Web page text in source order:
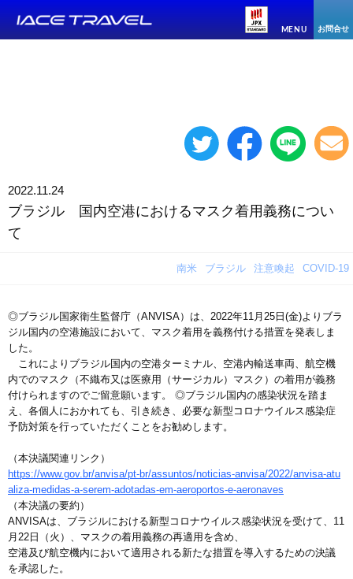
MENU お問合せ
2022.11.24
ブラジル 国内空港におけるマスク着用義務につい
て
南米 ブラジル 注意喚起 COVID-19
◎ブラジル国家衛生監督庁（ANVISA）は、2022年11月25日(金)よりブラ
ジル国内の空港施設において、マスク着用を義務付ける措置を発表しま
した。
これによりブラジル国内の空港ターミナル、空港内輸送車両、航空機
内でのマスク（不織布又は医療用（サージカル）マスク）の着用が義務
付けられますのでご留意願います。 ◎ブラジル国内の感染状況を踏ま
え、各個人におかれても、引き続き、必要な新型コロナウイルス感染症
予防対策を行っていただくことをお勧めします。
（本決議関連リンク）
https://www.gov.br/anvisa/pt-br/assuntos/noticias-anvisa/2022/anvisa-atu
aliza-medidas-a-serem-adotadas-em-aeroportos-e-aeronaves
（本決議の要約）
ANVISAは、ブラジルにおける新型コロナウイルス感染状況を受けて、11
月22日（火）、マスクの着用義務の再適用を含め、
空港及び航空機内において適用される新たな措置を導入するための決議
を承認した。